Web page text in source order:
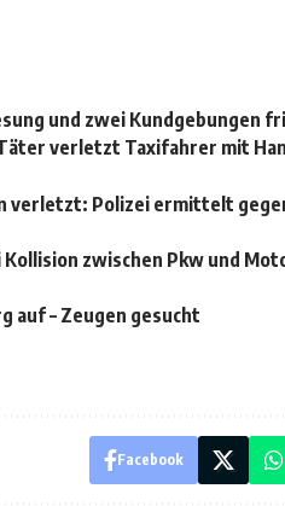
und zwei Kundgebungen
verletzt Taxifahrer mit
verletzt: Polizei ermittelt
zwischen Pkw und
auf – Zeugen gesucht
Facebook